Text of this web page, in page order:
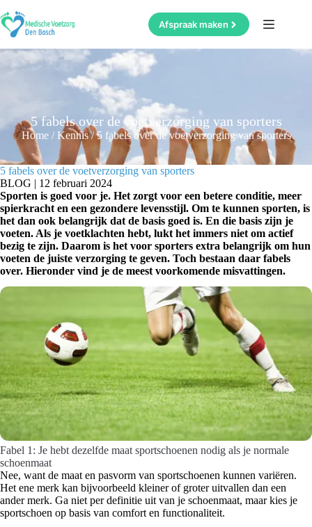
naar
de
Afspraak maken
5 fabels over de voetverzorging van sporters
Home/ Kennis/5 fabels over de voetverzorging van sporters
5 fabels over de voetverzorging van sporters
BLOG | 12 februari 2024
Sporten is goed voor je. Het zorgt voor een betere conditie, meer
spierkracht en een gezondere levensstijl. Om te kunnen sporten, is
het dan ook belangrijk dat de basis goed is. En die basis zijn je
voeten. Als je voetklachten hebt, lukt het immers niet om actief
bezig te zijn. Daarom is het voor sporters extra belangrijk om hun
voeten de juiste verzorging te geven. Toch bestaan daar fabels
over. Hieronder vind je de meest voorkomende misvattingen.
Fabel 1: Je hebt dezelfde maat sportschoenen nodig als je normale
schoenmaat
Nee, want de maat en pasvorm van sportschoenen kunnen variëren.
Het ene merk kan bijvoorbeeld kleiner of groter uitvallen dan een
ander merk. Ga niet per definitie uit van je schoenmaat, maar kies je
sportschoen op basis van comfort en functionaliteit.